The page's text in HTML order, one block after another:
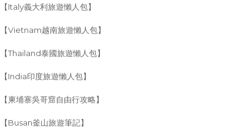
【Italy義大利旅遊懶人包】
【Vietnam越南旅遊懶人包】
【Thailand泰國旅遊懶人包】
【India印度旅遊懶人包】
【柬埔寨吳哥窟自由行攻略】
【Busan釜山旅遊筆記】